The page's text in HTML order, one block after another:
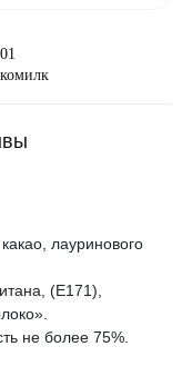
лауринового
(Е171),
не более 75%.